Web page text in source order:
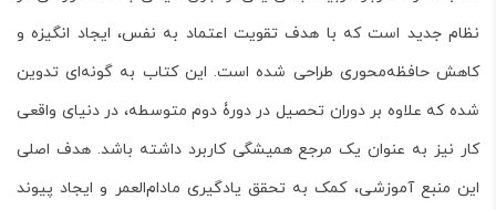
نظام جدید است که با هدف تقویت اعتماد به نفس، ایجاد انگیزه و
کاهش حافظه‌محوری طراحی شده است. این کتاب به گونه‌ای تدوین
شده که علاوه بر دوران تحصیل در دورۀ دوم متوسطه، در دنیای واقعی
کار نیز به عنوان یک مرجع همیشگی کاربرد داشته باشد. هدف اصلی
این منبع آموزشی، کمک به تحقق یادگیری مادام‌العمر و ایجاد پیوند